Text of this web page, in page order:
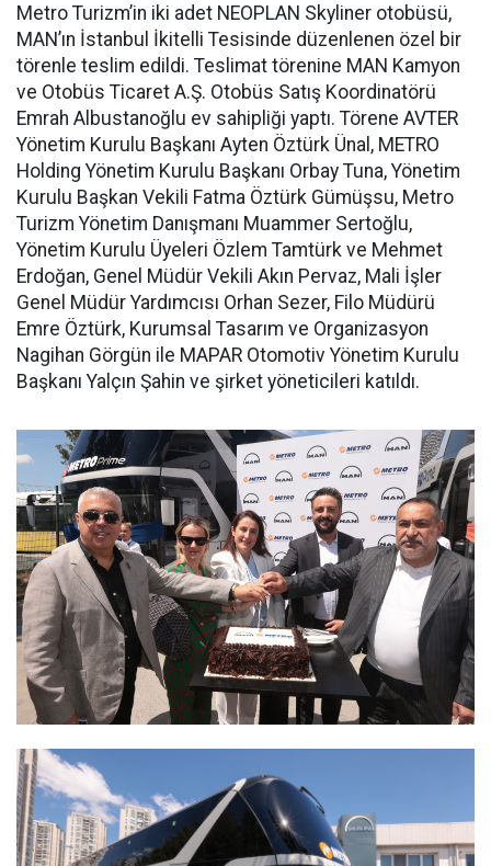
Metro Turizm’in iki adet NEOPLAN Skyliner otobüsü,
MAN’ın İstanbul İkitelli Tesisinde düzenlenen özel bir
törenle teslim edildi. Teslimat törenine MAN Kamyon
ve Otobüs Ticaret A.Ş. Otobüs Satış Koordinatörü
Emrah Albustanoğlu ev sahipliği yaptı. Törene AVTER
Yönetim Kurulu Başkanı Ayten Öztürk Ünal, METRO
Holding Yönetim Kurulu Başkanı Orbay Tuna, Yönetim
Kurulu Başkan Vekili Fatma Öztürk Gümüşsu, Metro
Turizm Yönetim Danışmanı Muammer Sertoğlu,
Yönetim Kurulu Üyeleri Özlem Tamtürk ve Mehmet
Erdoğan, Genel Müdür Vekili Akın Pervaz, Mali İşler
Genel Müdür Yardımcısı Orhan Sezer, Filo Müdürü
Emre Öztürk, Kurumsal Tasarım ve Organizasyon
Nagihan Görgün ile MAPAR Otomotiv Yönetim Kurulu
Başkanı Yalçın Şahin ve şirket yöneticileri katıldı.